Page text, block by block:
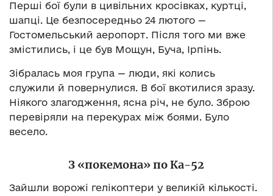
Перші бої були в цивільних кросівках, куртці,
шапці. Це безпосередньо 24 лютого —
Гостомельський аеропорт. Після того ми вже
змістились, і це був Мощун, Буча, Ірпінь.
Зібралась моя група — люди, які колись
служили й повернулися. В бої вкотилися зразу.
Ніякого злагодження, ясна річ, не було. Зброю
перевіряли на перекурах між боями. Було
весело.
З «покемона» по Ка-52
Зайшли ворожі гелікоптери у великій кількості.